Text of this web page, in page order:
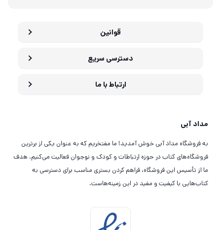
قوانین
دسترسی سریع
ارتباط با ما
مداد آبی
به فروشگاه مداد آبی خوش آمدید! ما مفتخریم که به عنوان یکی از برترین
فروشگاه‌های کتاب در حوزه ارتباطات و کودک و نوجوان فعالیت می‌کنیم. هدف
ما از تأسیس این فروشگاه، فراهم کردن بستری مناسب برای دسترسی به
کتاب‌هایی با کیفیت و مفید در این زمینه‌هاست.